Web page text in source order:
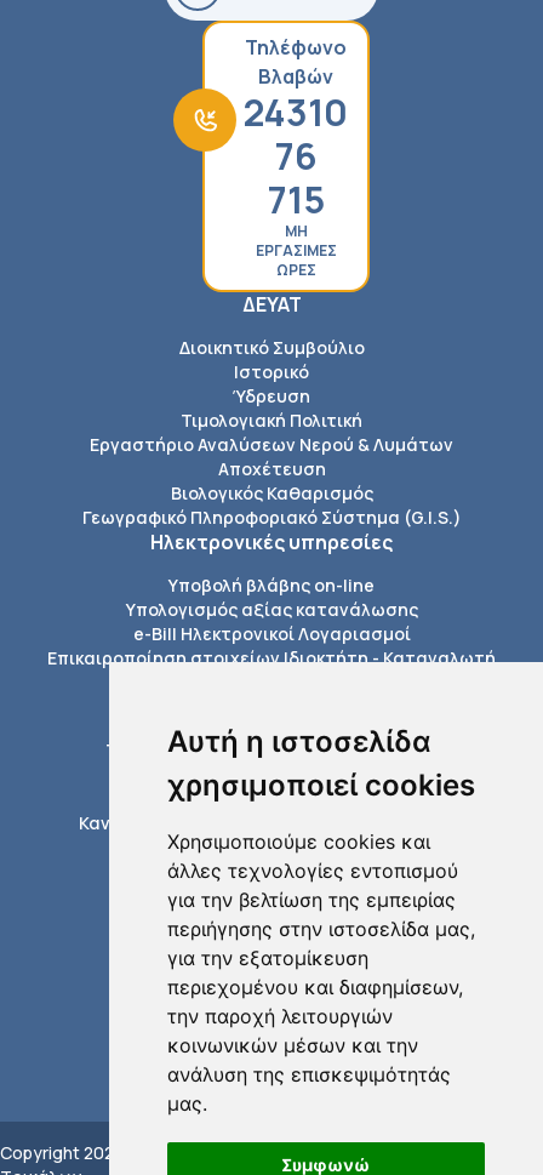
Αυτή η ιστοσελίδα
χρησιμοποιεί cookies
Χρησιμοποιούμε cookies και
άλλες τεχνολογίες εντοπισμού
για την βελτίωση της εμπειρίας
περιήγησης στην ιστοσελίδα μας,
για την εξατομίκευση
περιεχομένου και διαφημίσεων,
την παροχή λειτουργιών
κοινωνικών μέσων και την
ανάλυση της επισκεψιμότητάς
μας.
Συμφωνώ
Τηλέφωνο
Βλαβών
24310
76
715
ΜΗ
ΕΡΓΑΣΙΜΕΣ
ΩΡΕΣ
ΔΕΥΑΤ
Διοικητικό Συμβούλιο
Ιστορικό
Ύδρευση
Τιμολογιακή Πολιτική
Εργαστήριο Αναλύσεων Νερού & Λυμάτων
Αποχέτευση
Βιολογικός Καθαρισμός
Γεωγραφικό Πληροφοριακό Σύστημα (G.I.S.)
Ηλεκτρονικές υπηρεσίες
Υποβολή βλάβης on-line
Υπολογισμός αξίας κατανάλωσης
e-Bill Ηλεκτρονικοί Λογαριασμοί
Επικαιροποίηση στοιχείων Ιδιοκτήτη - Καταναλωτή
Εξόφληση Λογαριασμών
Τέλη σύνδεσης με το δίκτυο της ΔΕΥΑΤ
Διαδικασίες ύδρευσης
Διαδικασίες αποχέτευσης
Κανονισμοί δικτύων ύδρευσης αποχέτευσης
Έντυπα / Αιτήσεις
Τηλεφωνικός κατάλογος
Copyright 2022 ΔEYA
Πολιτική Προστασίας
Υλοποίηση: